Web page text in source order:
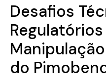
Desafios
do